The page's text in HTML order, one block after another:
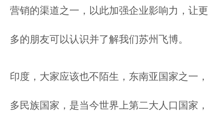
营销的渠道之一，以此加强企业影响力，让更
多的朋友可以认识并了解我们苏州飞博。
印度，大家应该也不陌生，东南亚国家之一，
多民族国家，是当今世界上第二大人口国家，